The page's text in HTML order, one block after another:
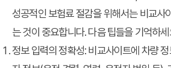
성공적인 보험료 절감을 위해서는 비교사
는 것이 중요합니다. 다음 팁들을 기억하세
정보 입력의 정확성:비교사이트에 차량